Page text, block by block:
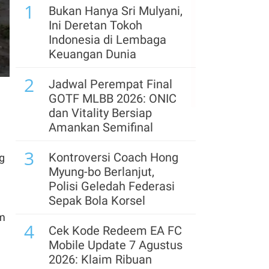
Hilirisasi, Simak Prospek
Saham Bumi Resources
(BUMI)
Arab Saudi, Turki, dan
Pakistan Bentuk Pakta
Pertahanan di Tengah
Krisis Timur Tengah
Kontrakan & Sewa
Properti Akan Kena
Pajak Mulai Tahun 2027
Diproyeksi Melebar,
Target Anggaran Netral
Makin Berat
1
Bukan Hanya Sri Mulyani,
Ini Deretan Tokoh
Indonesia di Lembaga
Keuangan Dunia
2
Jadwal Perempat Final
GOTF MLBB 2026: ONIC
dan Vitality Bersiap
Amankan Semifinal
3
Kontroversi Coach Hong
Myung-bo Berlanjut,
Polisi Geledah Federasi
Sepak Bola Korsel
4
Cek Kode Redeem EA FC
Mobile Update 7 Agustus
2026: Klaim Ribuan